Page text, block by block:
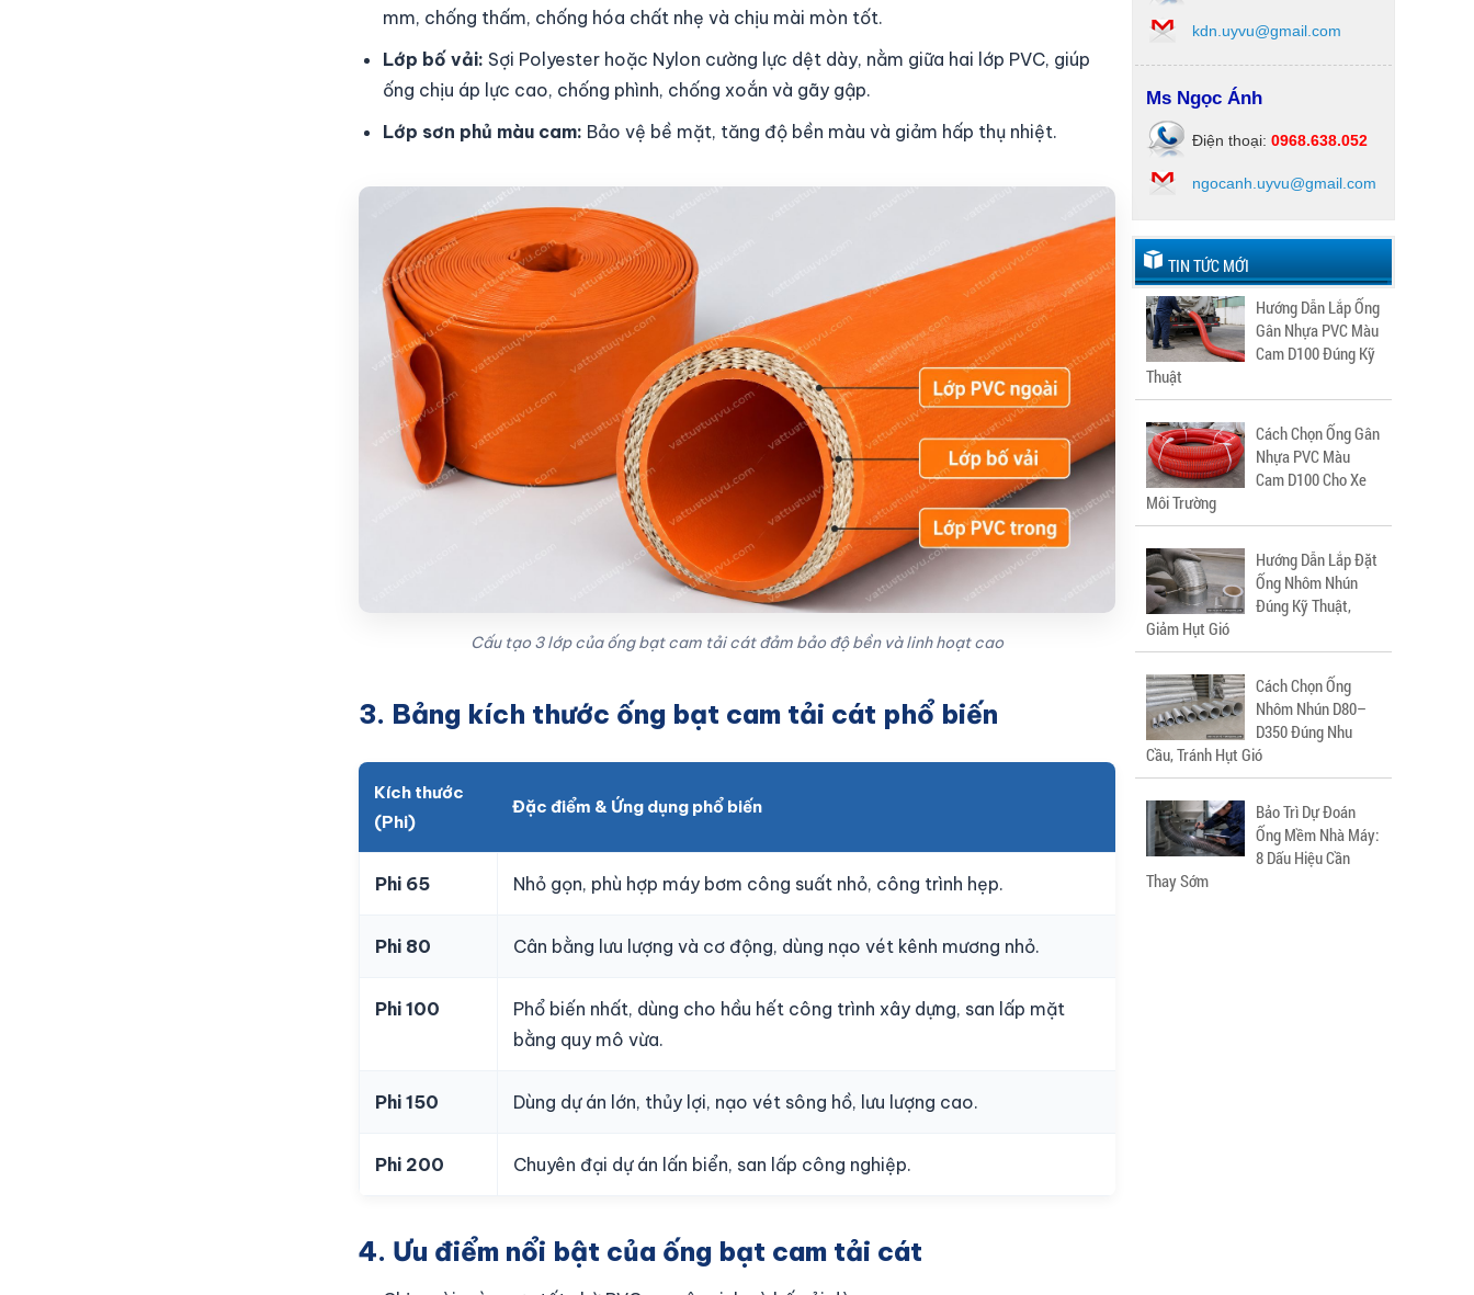
mm, chống thấm, chống hóa chất nhẹ và chịu mài mòn tốt.
Lớp bố vải: Sợi Polyester hoặc Nylon cường lực dệt dày, nằm giữa hai lớp PVC, giúp
ống chịu áp lực cao, chống phình, chống xoắn và gãy gập.
Lớp sơn phủ màu cam: Bảo vệ bề mặt, tăng độ bền màu và giảm hấp thụ nhiệt.
Cấu tạo 3 lớp của ống bạt cam tải cát đảm bảo độ bền và linh hoạt cao
3. Bảng kích thước ống bạt cam tải cát phổ biến
Kích thước
(Phi)
Đặc điểm & Ứng dụng phổ biến
Phi 65 Nhỏ gọn, phù hợp máy bơm công suất nhỏ, công trình hẹp.
Phi 80 Cân bằng lưu lượng và cơ động, dùng nạo vét kênh mương nhỏ.
Phi 100
Phổ biến nhất, dùng cho hầu hết công trình xây dựng, san lấp mặt
bằng quy mô vừa.
Phi 150 Dùng dự án lớn, thủy lợi, nạo vét sông hồ, lưu lượng cao.
Phi 200 Chuyên đại dự án lấn biển, san lấp công nghiệp.
4. Ưu điểm nổi bật của ống bạt cam tải cát
kdn.uyvu@gmail.com
Ms Ngọc Ánh
Điện thoại: 0968.638.052
ngocanh.uyvu@gmail.com
TIN TỨC MỚI
Hướng Dẫn Lắp Ống
Gân Nhựa PVC Màu
Cam D100 Đúng Kỹ
Thuật
Cách Chọn Ống Gân
Nhựa PVC Màu
Cam D100 Cho Xe
Môi Trường
Hướng Dẫn Lắp Đặt
Ống Nhôm Nhún
Đúng Kỹ Thuật,
Giảm Hụt Gió
Cách Chọn Ống
Nhôm Nhún D80–
D350 Đúng Nhu
Cầu, Tránh Hụt Gió
Bảo Trì Dự Đoán
Ống Mềm Nhà Máy:
8 Dấu Hiệu Cần
Thay Sớm